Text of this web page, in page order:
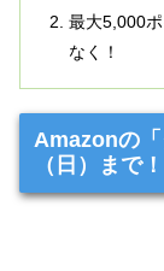
最大5,000
なく！
Amazonの
（日）まで